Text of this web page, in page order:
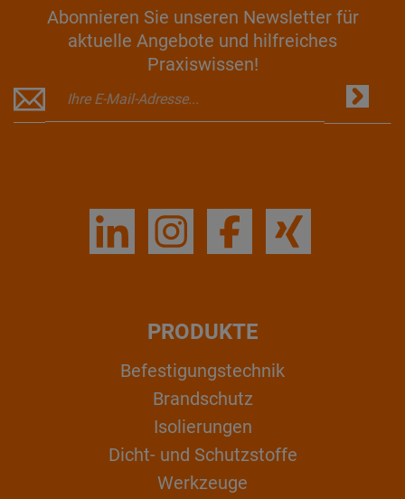
Abonnieren Sie unseren Newsletter für
aktuelle Angebote und hilfreiches
Praxiswissen!
PRODUKTE
Befestigungstechnik
Brandschutz
Isolierungen
Dicht- und Schutzstoffe
Werkzeuge